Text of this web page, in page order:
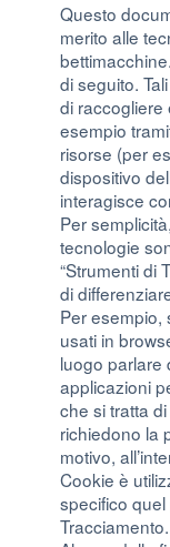
Questo
merito alle
di seguito.
di raccogliere
esempio
risorse (per
dispositivo
interagisce
Per
tecnologie
“Strumenti di
di
Per
usati in
luogo parlare
applicazioni
che si tratta
richiedono la
motivo,
Cookie è
specifico
Tracciamento.